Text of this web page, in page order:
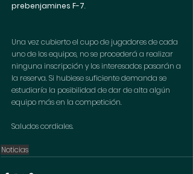
prebenjamines F-7.
Una vez cubierto el cupo de jugadores de cada
uno de los equipos, no se procederá a realizar
ninguna inscripción y los interesados pasarán a
la reserva. Si hubiese suficiente demanda se
estudiaría la posibilidad de dar de alta algún
equipo más en la competición.
Saludos cordiales.
Noticias